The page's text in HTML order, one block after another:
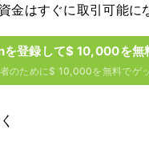
はすぐに取引可能に
登録して$ 10,000を無
のために$ 10,000を無料でゲ